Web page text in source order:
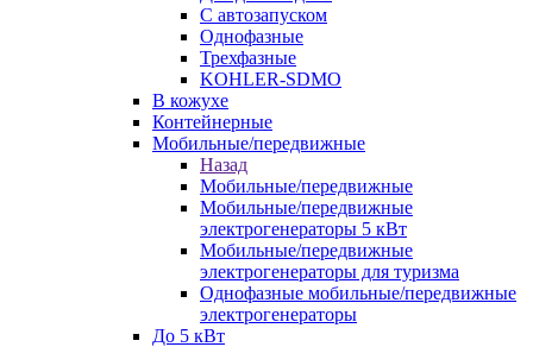
С автозапуском
Однофазные
Трехфазные
KOHLER-SDMO
В кожухе
Контейнерные
Мобильные/передвижные
Назад
Мобильные/передвижные
Мобильные/передвижные
электрогенераторы 5 кВт
Мобильные/передвижные
электрогенераторы для туризма
Однофазные мобильные/передвижные
электрогенераторы
До 5 кВт